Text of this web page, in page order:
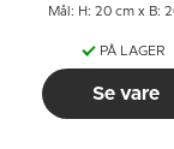
Mål: H: 20 cm x B:
PÅ LAGER
Se vare